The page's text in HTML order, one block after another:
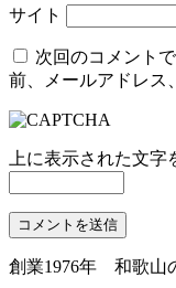
サイト
次回のコメント
前、メールアドレス
上に表示された文字
創業1976年 和歌山